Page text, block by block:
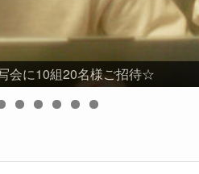
会に10組20名様ご招待☆